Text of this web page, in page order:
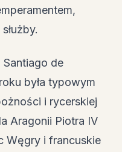
Santiago de
była typowym
i rycerskiej
Aragonii Piotra IV
Węgry i francuskie